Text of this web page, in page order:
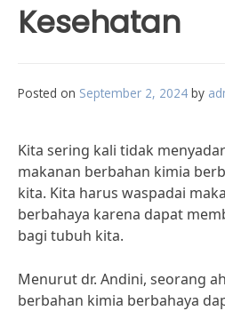
Kesehatan
Posted on September 2, 2024 by
Kita sering kali tidak
makanan berbahan kimia
kita. Kita harus waspadai
berbahaya karena dapat
bagi tubuh kita.
Menurut dr. Andini, seorang
berbahan kimia berbahaya